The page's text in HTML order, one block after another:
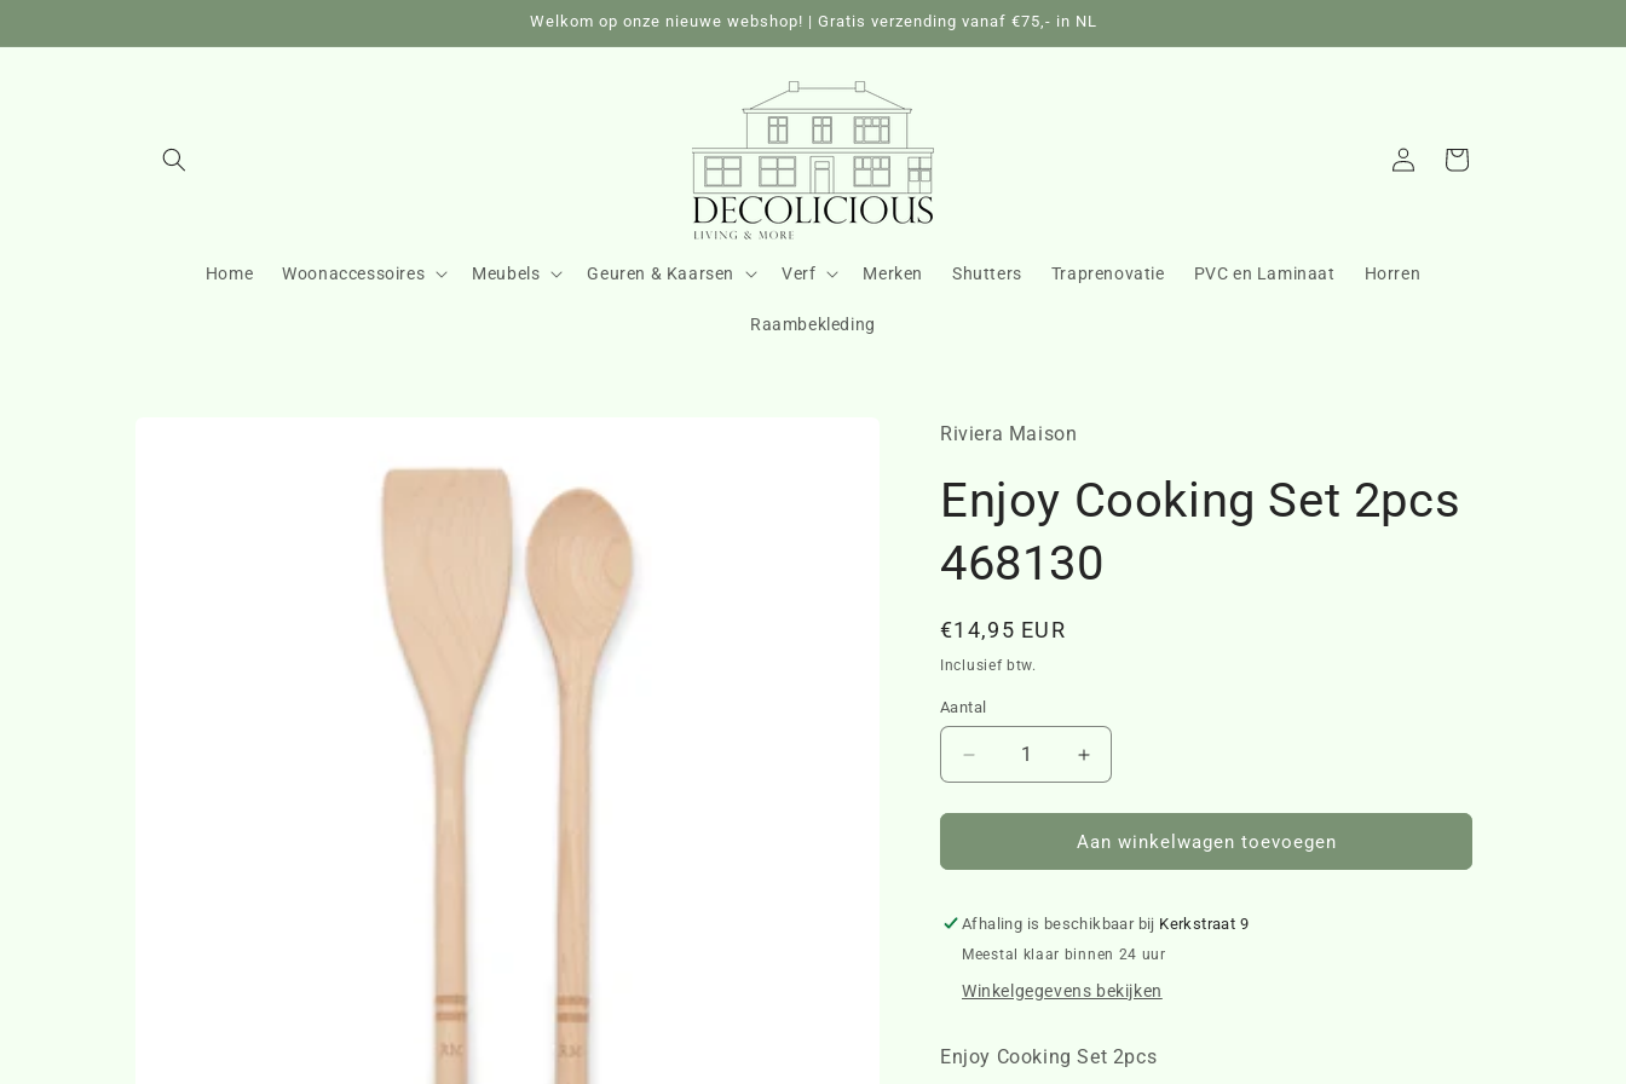
content
Welkom op onze nieuwe webshop! | Gratis verzending vanaf €75,- in NL
Home Woonaccessoires Meubels Geuren & Kaarsen Verf Merken Shutters Traprenovatie PVC en Laminaat Horren
Raambekleding
InloggenWinkelwagen
Riviera Maison
Enjoy Cooking Set 2pcs
468130
Normale
prijs
€14,95 EUR
Inclusief btw.
Aantal
Aantal
verlagen
voor
Cooking
2pcs
468130
Aantal
verhogen
voor
Enjoy
Cooking
2pcs
468130
Aan winkelwagen toevoegen
Afhaling is beschikbaar bij Kerkstraat 9
Meestal klaar binnen 24 uur
Winkelgegevens bekijken
Enjoy Cooking Set 2pcs